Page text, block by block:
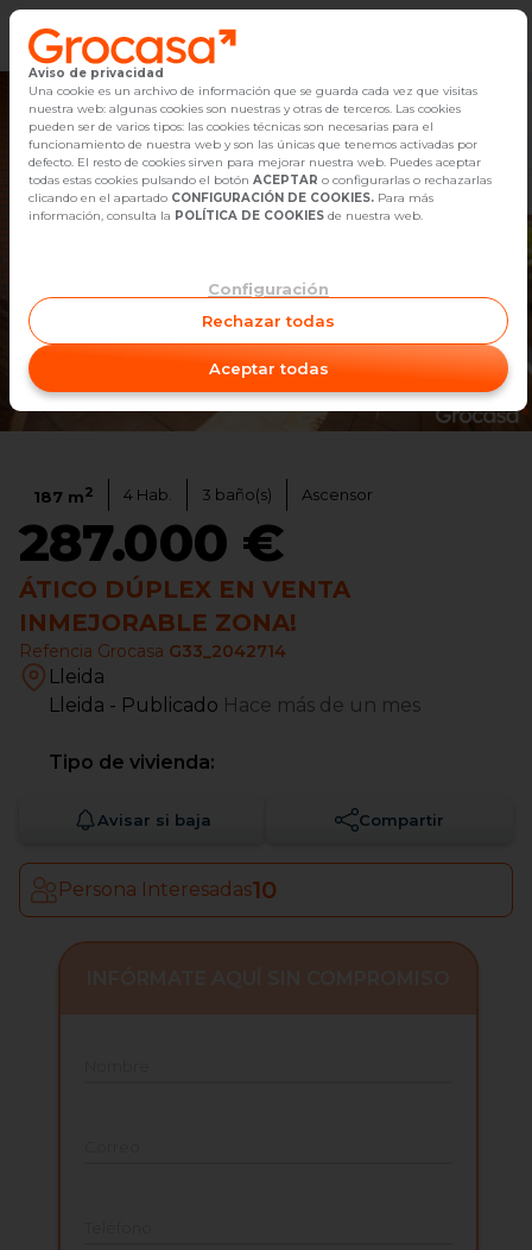
Vender
Buscar Inmuebles
Alquiler
Empleo
Oficinas
Contacto 1/54
187 m2 4 Hab. 3 baño(s) Ascensor
287.000 €
ÁTICO DÚPLEX EN VENTA
INMEJORABLE ZONA!
Refencia Grocasa G33_2042714
Lleida
Lleida - Publicado Hace más de un mes
Tipo de vivienda:
Avisar si baja Compartir
Persona Interesadas10
Aviso de privacidad
Una cookie es un archivo de información que se guarda cada vez que visitas
nuestra web: algunas cookies son nuestras y otras de terceros. Las cookies
pueden ser de varios tipos: las cookies técnicas son necesarias para el
funcionamiento de nuestra web y son las únicas que tenemos activadas por
defecto. El resto de cookies sirven para mejorar nuestra web. Puedes aceptar
todas estas cookies pulsando el botón ACEPTAR o configurarlas o rechazarlas
clicando en el apartado CONFIGURACIÓN DE COOKIES. Para más
información, consulta la POLÍTICA DE COOKIES de nuestra web.
Configuración
Rechazar todas
Aceptar todas